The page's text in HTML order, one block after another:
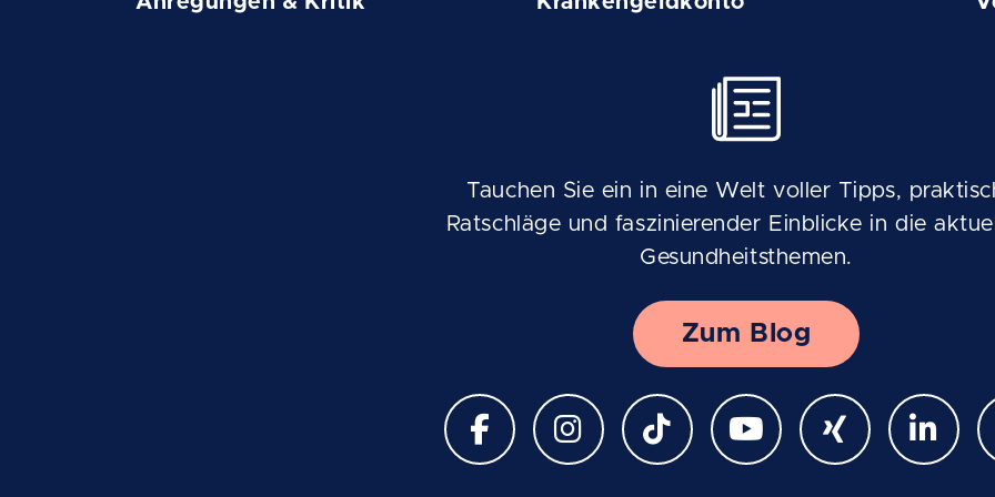
Tauchen Sie ein in eine Welt voller Tipps,
Ratschläge und faszinierender Einblicke in die
Gesundheitsthemen.
Zum Blog